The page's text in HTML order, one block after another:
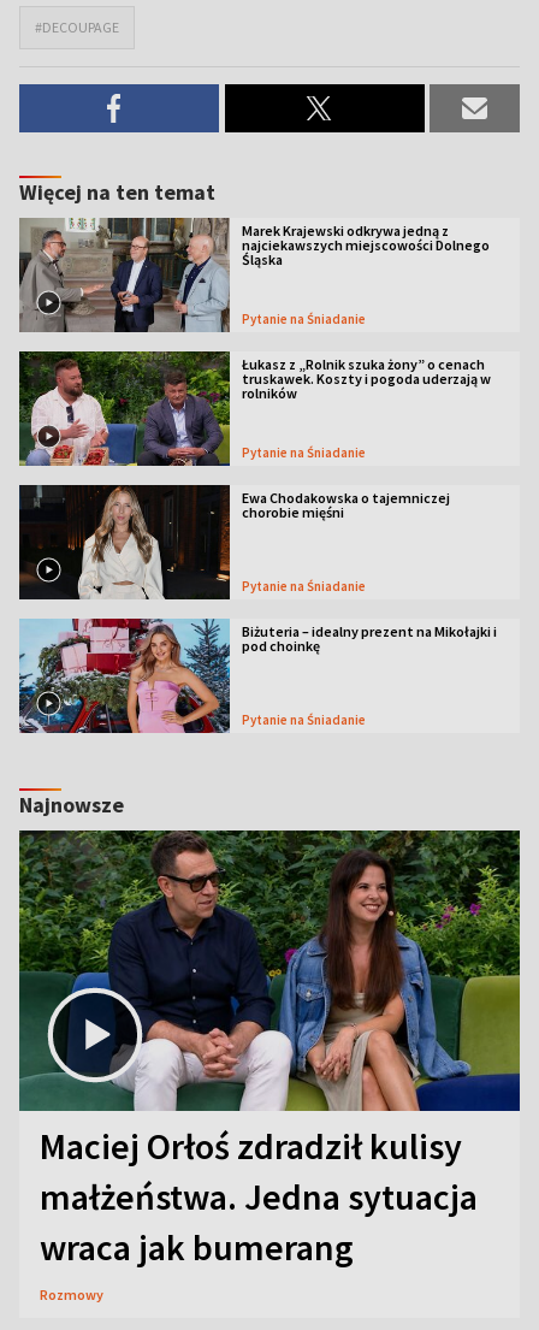
#DECOUPAGE
Więcej na ten temat
Marek Krajewski odkrywa jedną z
najciekawszych miejscowości Dolnego
Śląska
Pytanie na Śniadanie
Łukasz z „Rolnik szuka żony” o cenach
truskawek. Koszty i pogoda uderzają w
rolników
Pytanie na Śniadanie
Ewa Chodakowska o tajemniczej
chorobie mięśni
Pytanie na Śniadanie
Biżuteria – idealny prezent na Mikołajki i
pod choinkę
Pytanie na Śniadanie
Najnowsze
Maciej Orłoś zdradził kulisy
małżeństwa. Jedna sytuacja
wraca jak bumerang
Rozmowy